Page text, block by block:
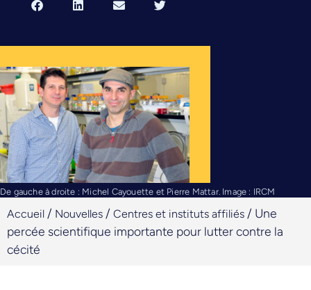
De gauche à droite : Michel Cayouette et Pierre Mattar. Image : IRCM
Accueil / Nouvelles / Centres et instituts affiliés / Une
percée scientifique importante pour lutter contre la
cécité